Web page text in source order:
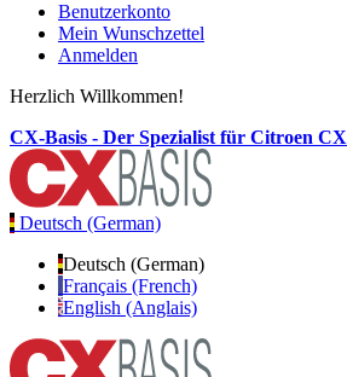
Benutzerkonto
Mein Wunschzettel
Anmelden
Herzlich Willkommen!
CX-Basis - Der Spezialist für Citroen CX
Deutsch (German)
Deutsch (German)
Français (French)
English (Anglais)